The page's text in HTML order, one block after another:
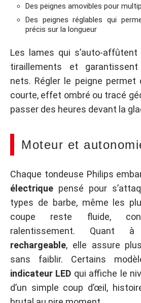
Des peignes amovibles pour
Des peignes réglables qui
précis sur la longueur
Les lames qui s’auto-
tiraillements et
nets. Régler le peigne permet
courte, effet ombré ou tracé
passer des heures devant la
Moteur et
Chaque tondeuse Philips
électrique pensé pour
types de barbe, même les
coupe reste fluide,
ralentissement.
rechargeable, elle assure
sans faiblir. Certains
indicateur LED qui affiche le
d’un simple coup d’œil,